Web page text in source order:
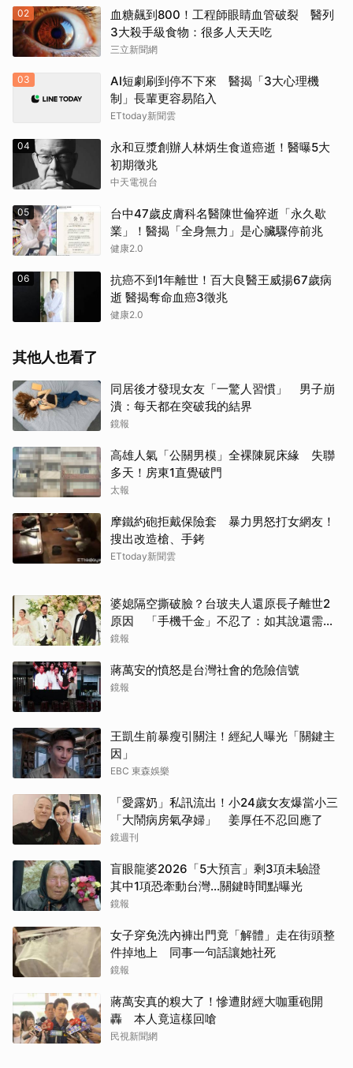
02
血糖飆到800！工程師眼睛血管破裂 醫列
3大殺手級食物：很多人天天吃
三立新聞網
03
AI短劇刷到停不下來 醫揭「3大心理機
制」長輩更容易陷入
ETtoday新聞雲
04
永和豆漿創辦人林炳生食道癌逝！醫曝5大
初期徵兆
中天電視台
05
台中47歲皮膚科名醫陳世倫猝逝「永久歇
業」！醫揭「全身無力」是心臟驟停前兆
健康2.0
06
抗癌不到1年離世！百大良醫王威揚67歲病
逝 醫揭奪命血癌3徵兆
健康2.0
其他人也看了
同居後才發現女友「一驚人習慣」 男子崩
潰：每天都在突破我的結界
鏡報
高雄人氣「公關男模」全裸陳屍床緣 失聯
多天！房東1直覺破門
太報
摩鐵約砲拒戴保險套 暴力男怒打女網友！
搜出改造槍、手銬
ETtoday新聞雲
婆媳隔空撕破臉？台玻夫人還原長子離世2
原因 「手機千金」不忍了：如其說還需要
離開嗎？
鏡報
蔣萬安的憤怒是台灣社會的危險信號
鏡報
王凱生前暴瘦引關注！經紀人曝光「關鍵主
因」
EBC 東森娛樂
「愛露奶」私訊流出！小24歲女友爆當小三
「大鬧病房氣孕婦」 姜厚任不忍回應了
鏡週刊
盲眼龍婆2026「5大預言」剩3項未驗證
其中1項恐牽動台灣...關鍵時間點曝光
鏡報
女子穿免洗內褲出門竟「解體」走在街頭整
件掉地上 同事一句話讓她社死
鏡報
蔣萬安真的糗大了！慘遭財經大咖重砲開
轟 本人竟這樣回嗆
民視新聞網